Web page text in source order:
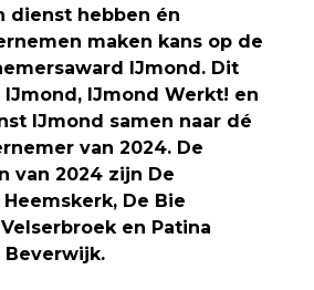
dienst hebben én
maken kans op de
IJmond. Dit
IJmond, IJmond Werkt! en
IJmond samen naar dé
van 2024. De
van 2024 zijn De
De Bie
en Patina
Beverwijk.